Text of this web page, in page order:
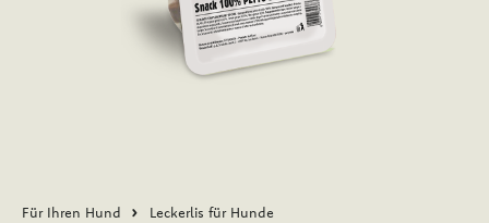
Für Ihren Hund Leckerlis für Hunde